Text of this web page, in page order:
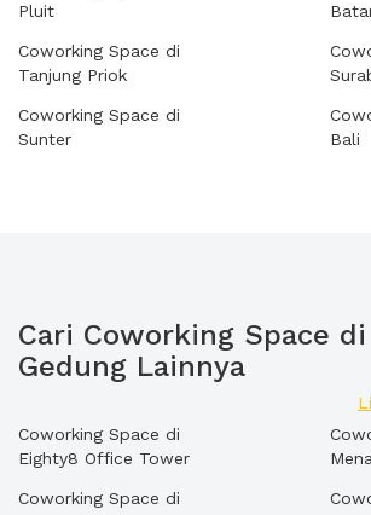
Pluit
Coworking Space di
Tanjung Priok
Coworking Space di
Sunter
Bali
Cari Coworking Space di
Gedung Lainnya
Coworking Space di
Eighty8 Office Tower
Coworking Space di